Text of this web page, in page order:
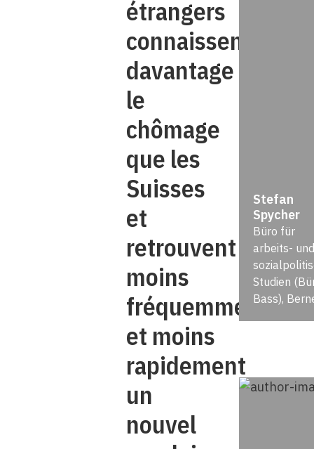
étrangers
connaissent
davantage
le
chômage
que les
Suisses
et
retrouvent
moins
fréquemment
et moins
rapidement
un
nouvel
Stefan
Spycher
Büro für
arbeits- und
Studien
Bass),